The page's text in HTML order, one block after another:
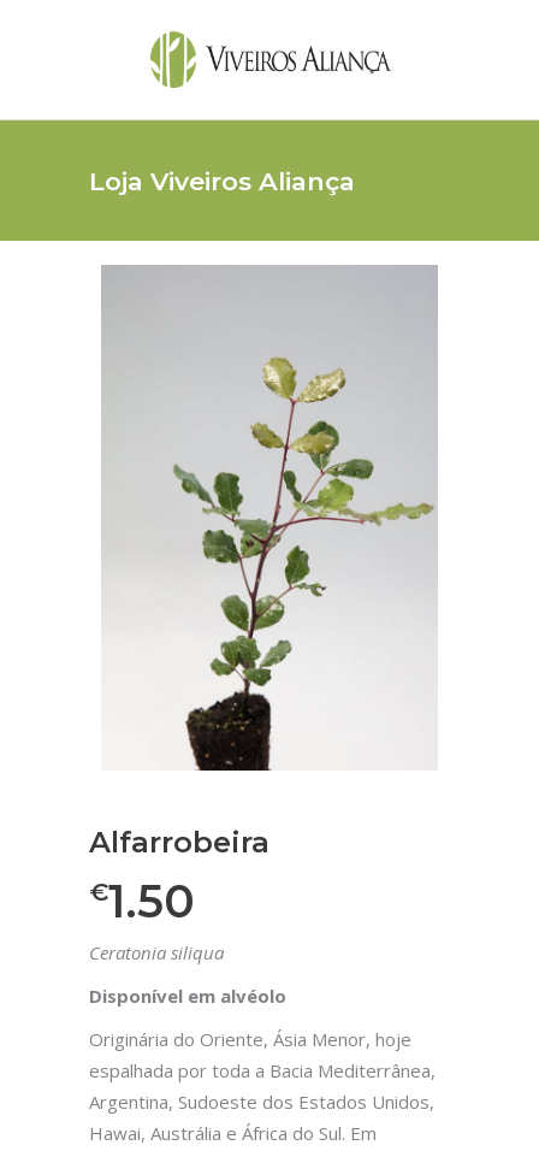
Loja Viveiros Aliança
Alfarrobeira
€1.50
Ceratonia siliqua
Disponível em alvéolo
Originária do Oriente, Ásia Menor, hoje
espalhada por toda a Bacia Mediterrânea,
Argentina, Sudoeste dos Estados Unidos,
Hawai, Austrália e África do Sul. Em